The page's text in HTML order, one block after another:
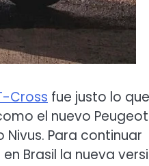
Cross fue justo lo que
el nuevo Peugeot
Para continuar
Brasil la nueva